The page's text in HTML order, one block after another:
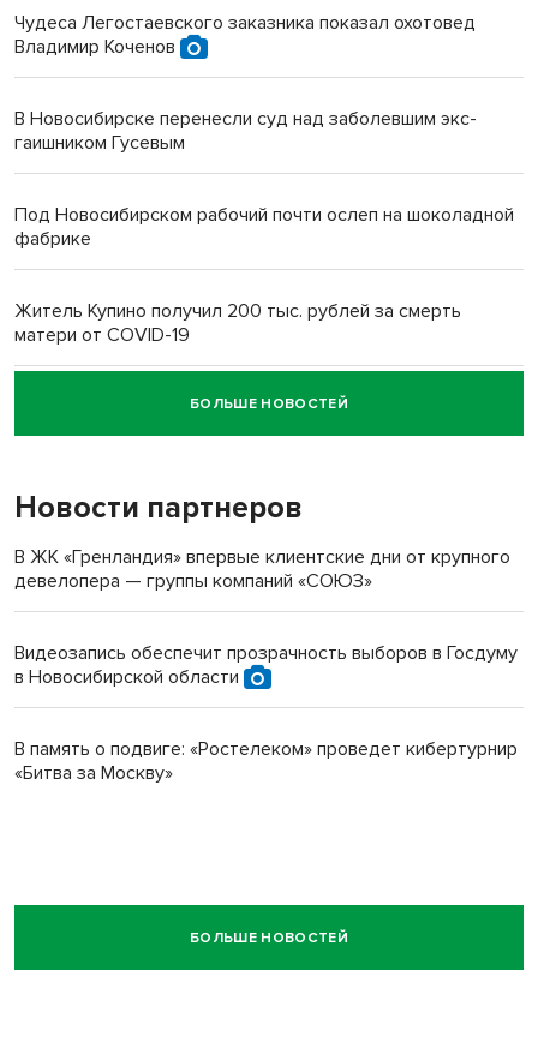
Чудеса Легостаевского заказника показал охотовед
Владимир Коченов
В Новосибирске перенесли суд над заболевшим экс-
гаишником Гусевым
Под Новосибирском рабочий почти ослеп на шоколадной
фабрике
Житель Купино получил 200 тыс. рублей за смерть
матери от COVID-19
Новосибирский суд наказал водителя за смерть
пенсионерки на вокзале
БОЛЬШЕ НОВОСТЕЙ
Новости партнеров
В ЖК «Гренландия» впервые клиентские дни от крупного
девелопера — группы компаний «СОЮЗ»
Видеозапись обеспечит прозрачность выборов в Госдуму
в Новосибирской области
В память о подвиге: «Ростелеком» проведет кибертурнир
«Битва за Москву»
БОЛЬШЕ НОВОСТЕЙ